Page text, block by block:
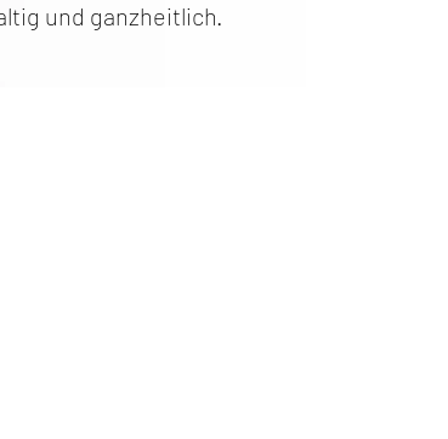
und ganzheitlich.